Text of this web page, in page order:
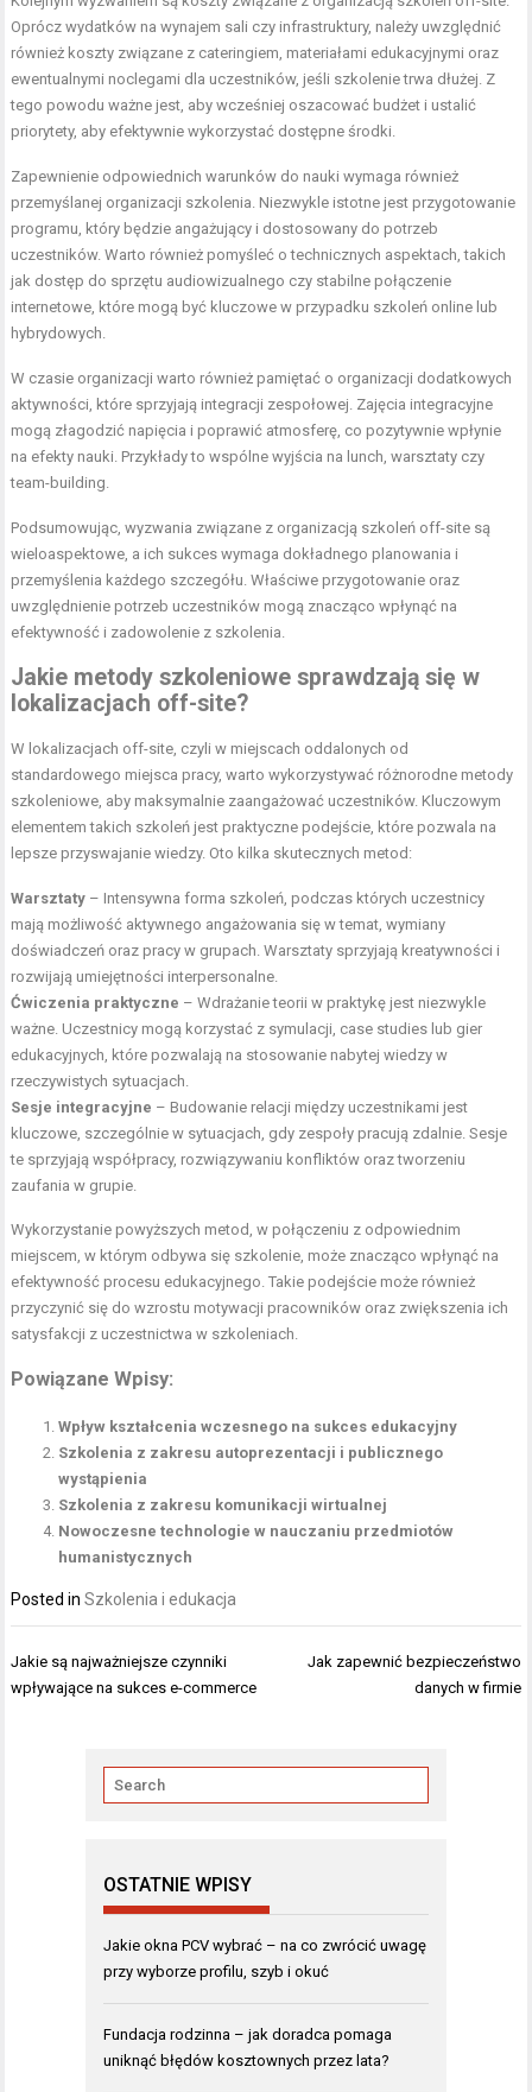
Oprócz wydatków na wynajem sali czy infrastruktury, należy uwzględnić
również koszty związane z cateringiem, materiałami edukacyjnymi oraz
ewentualnymi noclegami dla uczestników, jeśli szkolenie trwa dłużej. Z
tego powodu ważne jest, aby wcześniej oszacować budżet i ustalić
priorytety, aby efektywnie wykorzystać dostępne środki.
Zapewnienie odpowiednich warunków do nauki wymaga również
przemyślanej organizacji szkolenia. Niezwykle istotne jest przygotowanie
programu, który będzie angażujący i dostosowany do potrzeb
uczestników. Warto również pomyśleć o technicznych aspektach, takich
jak dostęp do sprzętu audiowizualnego czy stabilne połączenie
internetowe, które mogą być kluczowe w przypadku szkoleń online lub
hybrydowych.
W czasie organizacji warto również pamiętać o organizacji dodatkowych
aktywności, które sprzyjają integracji zespołowej. Zajęcia integracyjne
mogą złagodzić napięcia i poprawić atmosferę, co pozytywnie wpłynie
na efekty nauki. Przykłady to wspólne wyjścia na lunch, warsztaty czy
team-building.
Podsumowując, wyzwania związane z organizacją szkoleń off-site są
wieloaspektowe, a ich sukces wymaga dokładnego planowania i
przemyślenia każdego szczegółu. Właściwe przygotowanie oraz
uwzględnienie potrzeb uczestników mogą znacząco wpłynąć na
efektywność i zadowolenie z szkolenia.
Jakie metody szkoleniowe sprawdzają się w
lokalizacjach off-site?
W lokalizacjach off-site, czyli w miejscach oddalonych od
standardowego miejsca pracy, warto wykorzystywać różnorodne metody
szkoleniowe, aby maksymalnie zaangażować uczestników. Kluczowym
elementem takich szkoleń jest praktyczne podejście, które pozwala na
lepsze przyswajanie wiedzy. Oto kilka skutecznych metod:
Warsztaty – Intensywna forma szkoleń, podczas których uczestnicy
mają możliwość aktywnego angażowania się w temat, wymiany
doświadczeń oraz pracy w grupach. Warsztaty sprzyjają kreatywności i
rozwijają umiejętności interpersonalne.
Ćwiczenia praktyczne – Wdrażanie teorii w praktykę jest niezwykle
ważne. Uczestnicy mogą korzystać z symulacji, case studies lub gier
edukacyjnych, które pozwalają na stosowanie nabytej wiedzy w
rzeczywistych sytuacjach.
Sesje integracyjne – Budowanie relacji między uczestnikami jest
kluczowe, szczególnie w sytuacjach, gdy zespoły pracują zdalnie. Sesje
te sprzyjają współpracy, rozwiązywaniu konfliktów oraz tworzeniu
zaufania w grupie.
Wykorzystanie powyższych metod, w połączeniu z odpowiednim
miejscem, w którym odbywa się szkolenie, może znacząco wpłynąć na
efektywność procesu edukacyjnego. Takie podejście może również
przyczynić się do wzrostu motywacji pracowników oraz zwiększenia ich
satysfakcji z uczestnictwa w szkoleniach.
Powiązane Wpisy:
Wpływ kształcenia wczesnego na sukces edukacyjny
Szkolenia z zakresu autoprezentacji i publicznego
wystąpienia
Szkolenia z zakresu komunikacji wirtualnej
Nowoczesne technologie w nauczaniu przedmiotów
humanistycznych
Posted inSzkolenia i edukacja
Nawigacja
wpisu
Jakie są najważniejsze czynniki
wpływające na sukces e-commerce
Jak zapewnić bezpieczeństwo
danych w firmie
OSTATNIE WPISY
Jakie okna PCV wybrać – na co zwrócić uwagę
przy wyborze profilu, szyb i okuć
Fundacja rodzinna – jak doradca pomaga
uniknąć błędów kosztownych przez lata?